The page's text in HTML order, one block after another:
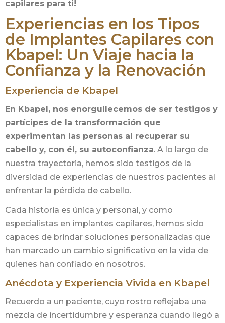
capilares para ti!
Experiencias en los Tipos
de Implantes Capilares con
Kbapel: Un Viaje hacia la
Confianza y la Renovación
Experiencia de Kbapel
En Kbapel, nos enorgullecemos de ser testigos y
partícipes de la transformación que
experimentan las personas al recuperar su
cabello y, con él, su autoconfianza. A lo largo de
nuestra trayectoria, hemos sido testigos de la
diversidad de experiencias de nuestros pacientes al
enfrentar la pérdida de cabello.
Cada historia es única y personal, y como
especialistas en implantes capilares, hemos sido
capaces de brindar soluciones personalizadas que
han marcado un cambio significativo en la vida de
quienes han confiado en nosotros.
Anécdota y Experiencia Vivida en Kbapel
Recuerdo a un paciente, cuyo rostro reflejaba una
mezcla de incertidumbre y esperanza cuando llegó a